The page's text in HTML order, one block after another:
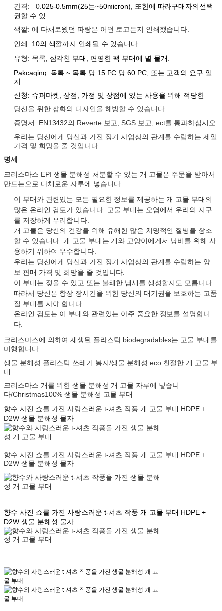
간격: _0 .025-0.5mm(25는~50micron), 또한에 따라구매자의선택
권할 수 있
색깔: 에 다채로웠던 파랑은 어떤 로고든지 인쇄했습니다.
인쇄: 10의 색깔까지 인쇄될 수 있습니다.
유형: 목록, 삼각천 부대, 편평한 팩 부대에 별 물개.
Pakcaging: 목록 ~ 목록 당 15 PC 당 60 PC; 또는 고객의 요구 일
치
신청: 슈퍼마켓, 상점, 가정 및 상점에 있는 사용을 위해 적당한
당신을 위한 삽화의 디자인을 해방할 수 있습니다.
증명서: EN13432의 Reverte 보고, SGS 보고, ect를 통과하십시오.
우리는 당신에게 당신과 가진 장기 사업상의 관계를 수립하는 제일
가격 및 희망을 줄 것입니다.
명세
크리스마스 EPI 생물 분해성 처분할 수 있는 개 고물은 주문을 받아서
만드는으로 다채로운 자루에 넣습니다
이 부대와 관련있는 모든 필요한 정보를 제공하는 개 고물 부대의
많은 온라인 검토가 있습니다. 고물 부대는 오염에서 우리의 지구
를 저장하게 유리합니다.
개 고물은 당신의 건강을 위해 유해한 많은 치명적인 질병을 창조
할 수 있습니다. 개 고물 부대는 개와 고양이에게서 낭비를 위해 사
용하기 위하여 우수합니다.
우리는 당신에게 당신과 가진 장기 사업상의 관계를 수립하는 양
보 판매 가격 및 희망을 줄 것입니다.
이 부대는 젖을 수 있고 또는 불쾌한 냄새를 생성할지도 모릅니다.
따라서 당신은 항상 장시간을 위한 당신의 대기권을 보호하는 고품
질 부대를 사야 합니다.
온라인 검토는 이 부대와 관련있는 아주 중요한 정보를 설명합니
다.
크리스마스에 의하여 재생된 플라스틱 biodegradables는 고물 부대를
미행합니다
생물 분해성 플라스틱 쓰레기 봉지/생물 분해성 eco 친절한 개 고물 부
대
크리스마스 개를 위한 생물 분해성 개 고물 자루에 넣습니
다/Christmas100% 생물 분해성 고물 부대
향수 사진 쇼를 가진 사랑스러운 t-셔츠 작풍 개 고물 부대 HDPE +
D2W 생물 분해성 물자
향수 사진 쇼를 가진 사랑스러운 t-셔츠 작풍 개 고물 부대 HDPE +
D2W 생물 분해성 물자
향수 사진 쇼를 가진 사랑스러운 t-셔츠 작풍 개 고물 부대 HDPE +
D2W 생물 분해성 물자